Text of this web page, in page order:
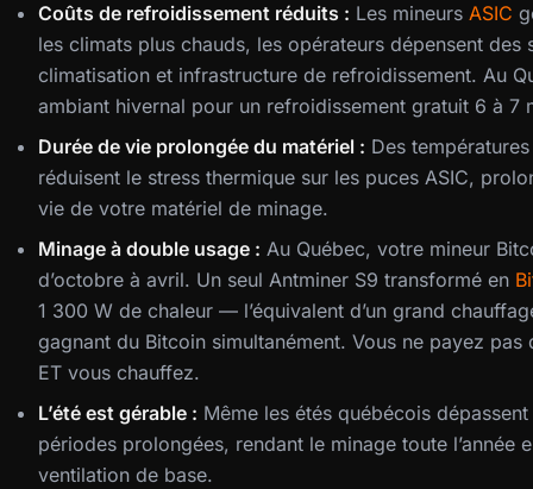
Coûts de refroidissement réduits : Les mineurs ASIC
les climats plus chauds, les opérateurs dépensent des
climatisation et infrastructure de refroidissement. Au
ambiant hivernal pour un refroidissement gratuit 6 à 7
Durée de vie prolongée du matériel : Des
réduisent le stress thermique sur les puces ASIC,
vie de votre matériel de minage.
Minage à double usage : Au Québec, votre mineur
d’octobre à avril. Un seul Antminer S9 transformé en
1 300 W de chaleur — l’équivalent d’un grand
gagnant du Bitcoin simultanément. Vous ne payez
ET vous chauffez.
L’été est gérable : Même les étés québécois
périodes prolongées, rendant le minage toute l’année
ventilation de base.